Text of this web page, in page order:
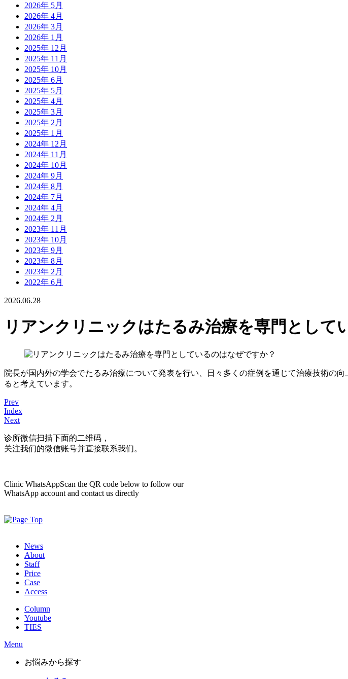
2026年 5月
2026年 4月
2026年 3月
2026年 1月
2025年 12月
2025年 11月
2025年 10月
2025年 6月
2025年 5月
2025年 4月
2025年 3月
2025年 2月
2025年 1月
2024年 12月
2024年 11月
2024年 10月
2024年 9月
2024年 8月
2024年 7月
2024年 4月
2024年 2月
2023年 11月
2023年 10月
2023年 9月
2023年 8月
2023年 2月
2022年 6月
2026.06.28
リアンクリニックはたるみ治療を専門として
院長が国内外の学会でたるみ治療について発表を行い、日々多くの症例を通じて治療技術の
ると考えています。
Prev
Index
Next
诊所微信扫描下面的二维码，
关注我们的微信账号并直接联系我们。
Clinic WhatsAppScan the QR code below to follow our
WhatsApp account and contact us directly
News
About
Staff
Price
Case
Access
Column
Youtube
TIES
Menu
お悩みから探す